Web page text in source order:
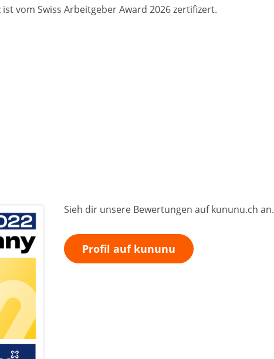
ist vom Swiss Arbeitgeber Award 2026 zertifizert.
Sieh dir unsere Bewertungen auf kununu.ch an.
Profil auf kununu